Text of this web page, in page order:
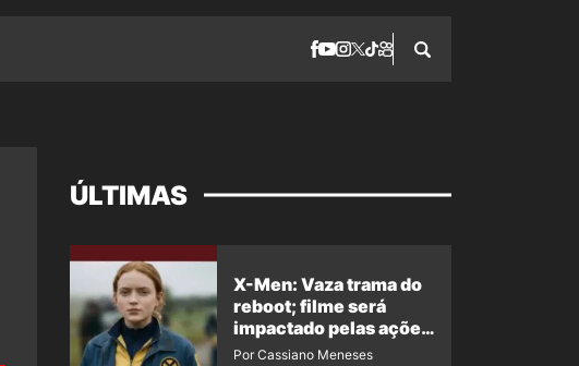
ÚLTIMAS
X-Men: Vaza trama do
reboot; filme será
impactado pelas ações
de Jean Grey em
Por Cassiano Meneses